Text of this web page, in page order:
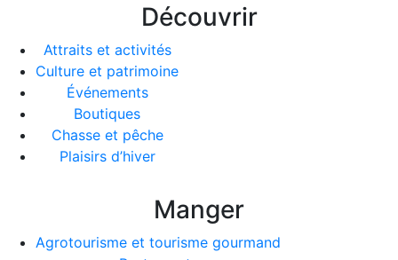
Découvrir
Attraits et activités
Culture et patrimoine
Événements
Boutiques
Chasse et pêche
Plaisirs d’hiver
Manger
Agrotourisme et tourisme gourmand